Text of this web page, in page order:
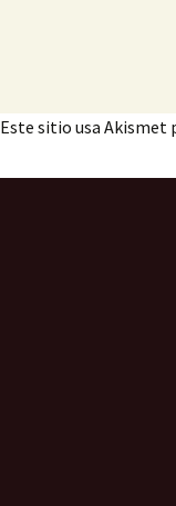
Este sitio usa Akismet